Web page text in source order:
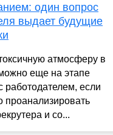
один вопрос
выдает будущие
атмосферу в
еще на этапе
работодателем, если
проанализировать
и со...